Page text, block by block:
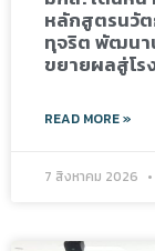
หลักสูตรนวั
ทุจริต พัฒนา
ขยายผลสู่โร
READ MORE »
7 สิงหาคม 2026